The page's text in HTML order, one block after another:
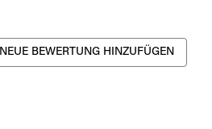
NEUE BEWERTUNG HINZUFÜGEN